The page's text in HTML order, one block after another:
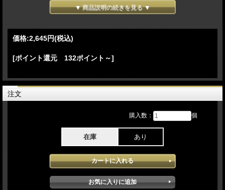
Colors 12.Girls Just Want to Have Fun
Let Me Be Misunderstood 19.Sunny Side of the Street 20.True Colors 21.Shine
22.Girls Just Want To Have Fun 23.Money Changes Everything 24.Time After Time
ステージでは、気力を振り絞り往年のヒット曲を広くするシンディーの迫力あるラ
イブが堪能でき会場に詰め掛けたオーディエンスのノリもよく1曲 1曲嚙み締める
に公開されたSound Stage Live at ChicagoのProshot映像が収録されています。シ
ラードのメインのセットも最高です。映像qualityはProソースが使用され安定した
高画質で楽しむ事ができます。（NTSC Menu Chapter Region02仕様)
▼ 商品説明の続きを見る ▼
価格:2,645円(税込)
[ポイント還元 132ポイント～]
注文
購入数： 個
在庫 あり